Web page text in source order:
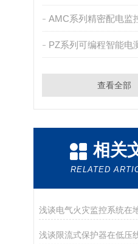
AMC系列精密配电监
PZ系列可编程智能电
查看全部
相关
RELATED
浅谈电气火灾监控系统在